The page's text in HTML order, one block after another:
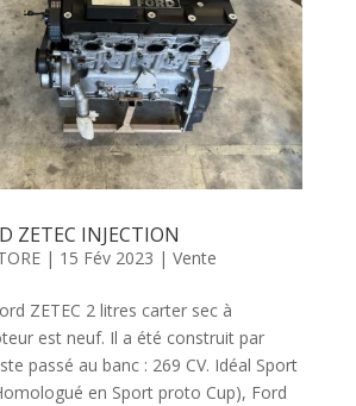
ZETEC INJECTION
| 15 Fév 2023 | Vente
ZETEC 2 litres carter sec à
est neuf. Il a été construit par
passé au banc : 269 CV. Idéal Sport
en Sport proto Cup), Ford